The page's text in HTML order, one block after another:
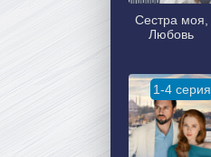
Сестра моя,
Любовь
1-4 серия